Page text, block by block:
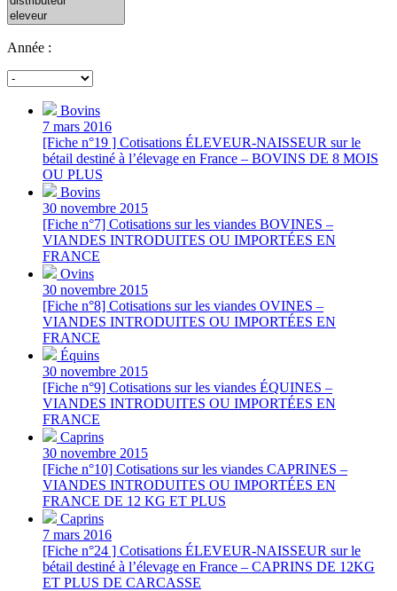
Année :
Bovins
7 mars 2016
[Fiche n°19 ] Cotisations ÉLEVEUR-NAISSEUR sur le
bétail destiné à l’élevage en France – BOVINS DE 8 MOIS
OU PLUS
Bovins
30 novembre 2015
[Fiche n°7] Cotisations sur les viandes BOVINES –
VIANDES INTRODUITES OU IMPORTÉES EN
FRANCE
Ovins
30 novembre 2015
[Fiche n°8] Cotisations sur les viandes OVINES –
VIANDES INTRODUITES OU IMPORTÉES EN
FRANCE
Équins
30 novembre 2015
[Fiche n°9] Cotisations sur les viandes ÉQUINES –
VIANDES INTRODUITES OU IMPORTÉES EN
FRANCE
Caprins
30 novembre 2015
[Fiche n°10] Cotisations sur les viandes CAPRINES –
VIANDES INTRODUITES OU IMPORTÉES EN
FRANCE DE 12 KG ET PLUS
Caprins
7 mars 2016
[Fiche n°24 ] Cotisations ÉLEVEUR-NAISSEUR sur le
bétail destiné à l’élevage en France – CAPRINS DE 12KG
ET PLUS DE CARCASSE